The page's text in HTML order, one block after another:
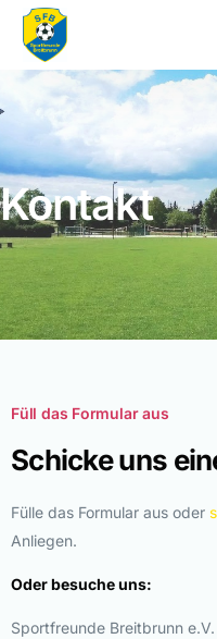
Kontakt
Füll das Formular aus
Schicke uns
Fülle das Formular aus oder
Anliegen.
Oder besuche uns:
Sportfreunde Breitbrunn e.V.